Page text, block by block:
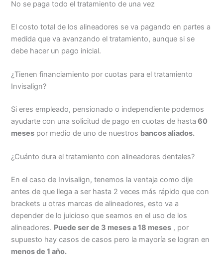
No se paga todo el tratamiento de una vez
El costo total de los alineadores se va pagando en partes a
medida que va avanzando el tratamiento, aunque si se
debe hacer un pago inicial.
¿Tienen financiamiento por cuotas para el tratamiento
Invisalign?
Si eres empleado, pensionado o independiente podemos
ayudarte con una solicitud de pago en cuotas de hasta 60
meses por medio de uno de nuestros bancos aliados.
¿Cuánto dura el tratamiento con alineadores dentales?
En el caso de Invisalign, tenemos la ventaja como dije
antes de que llega a ser hasta 2 veces más rápido que con
brackets u otras marcas de alineadores, esto va a
depender de lo juicioso que seamos en el uso de los
alineadores. Puede ser de 3 meses a 18 meses , por
supuesto hay casos de casos pero la mayoría se logran en
menos de 1 año.